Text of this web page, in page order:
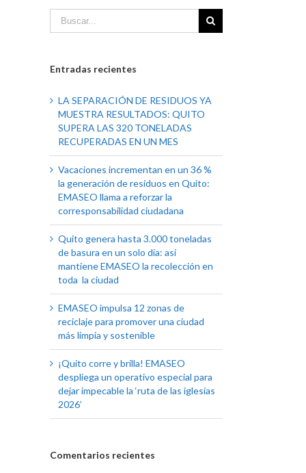
Entradas recientes
LA SEPARACIÓN DE RESIDUOS YA
MUESTRA RESULTADOS: QUITO
SUPERA LAS 320 TONELADAS
RECUPERADAS EN UN MES
Vacaciones incrementan en un 36 %
la generación de residuos en Quito:
EMASEO llama a reforzar la
corresponsabilidad ciudadana
Quito genera hasta 3.000 toneladas
de basura en un solo día: así
mantiene EMASEO la recolección en
toda la ciudad
EMASEO impulsa 12 zonas de
reciclaje para promover una ciudad
más limpia y sostenible
¡Quito corre y brilla! EMASEO
despliega un operativo especial para
dejar impecable la ‘ruta de las iglesias
2026’
Comentarios recientes